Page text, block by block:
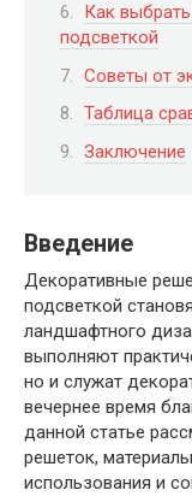
Как
подсветкой
Советы от
Таблица
Заключение
Введение
Декоративные
подсветкой
ландшафтного
выполняют
но и служат
вечернее время
данной статье
решеток,
использования и